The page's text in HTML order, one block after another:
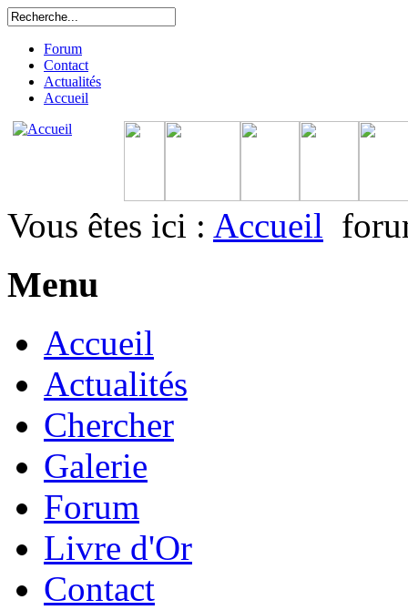
Forum
Contact
Actualités
Accueil
Vous êtes ici : Accueil
Menu
Accueil
Actualités
Chercher
Galerie
Forum
Livre d'Or
Contact